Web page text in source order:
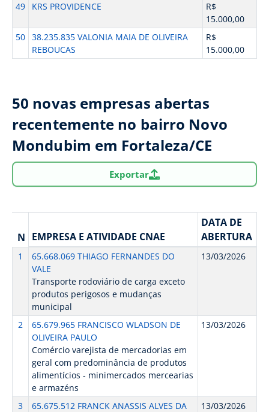
49
KRS PROVIDENCE
R$
15.000,00
50 38.235.835 VALONIA MAIA DE OLIVEIRA
REBOUCAS
R$
15.000,00
50 novas empresas abertas
recentemente no bairro Novo
Mondubim em Fortaleza/CE
Exportar
N EMPRESA E ATIVIDADE CNAE
DATA DE
ABERTURA
1
65.668.069 THIAGO FERNANDES DO
VALE
Transporte rodoviário de carga exceto
produtos perigosos e mudanças
municipal
13/03/2026
2
65.679.965 FRANCISCO WLADSON DE
OLIVEIRA PAULO
Comércio varejista de mercadorias em
geral com predominância de produtos
alimentícios - minimercados mercearias
e armazéns
13/03/2026
3
65.675.512 FRANCK ANASSIS ALVES DA
13/03/2026